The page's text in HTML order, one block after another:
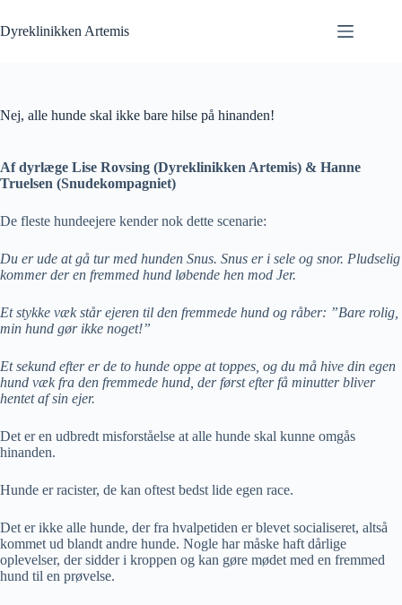
til
indhold
Dyreklinikken Artemis
Nej, alle hunde skal ikke bare hilse på hinanden!
Af dyrlæge Lise Rovsing (Dyreklinikken Artemis) & Hanne
Truelsen (Snudekompagniet)
De fleste hundeejere kender nok dette scenarie:
Du er ude at gå tur med hunden Snus. Snus er i sele og snor. Pludselig
kommer der en fremmed hund løbende hen mod Jer.
Et stykke væk står ejeren til den fremmede hund og råber: ”Bare rolig,
min hund gør ikke noget!”
Et sekund efter er de to hunde oppe at toppes, og du må hive din egen
hund væk fra den fremmede hund, der først efter få minutter bliver
hentet af sin ejer.
Det er en udbredt misforståelse at alle hunde skal kunne omgås
hinanden.
Hunde er racister, de kan oftest bedst lide egen race.
Det er ikke alle hunde, der fra hvalpetiden er blevet socialiseret, altså
kommet ud blandt andre hunde. Nogle har måske haft dårlige
oplevelser, der sidder i kroppen og kan gøre mødet med en fremmed
hund til en prøvelse.